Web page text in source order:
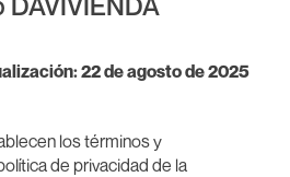
22 de agosto de 2025
los términos y
de privacidad de la